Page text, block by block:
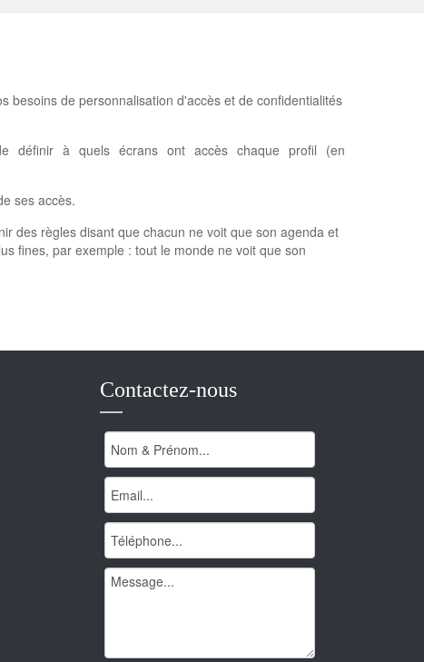
besoins de personnalisation d'accès et de confidentialités
définir à quels écrans ont accès chaque profil (en
ses accès.
des règles disant que chacun ne voit que son agenda et
fines, par exemple : tout le monde ne voit que son
Contactez-nous